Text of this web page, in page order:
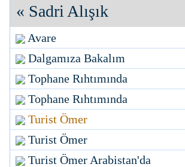
« Sadri Alışık
Avare
Dalgamıza Bakalım
Tophane Rıhtımında
Tophane Rıhtımında
Turist Ömer
Turist Ömer
Turist Ömer Arabistan'da